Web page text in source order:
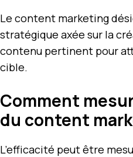
Le content marketing
stratégique axée sur la
contenu pertinent pour
cible.
Comment
du content
L’efficacité peut être